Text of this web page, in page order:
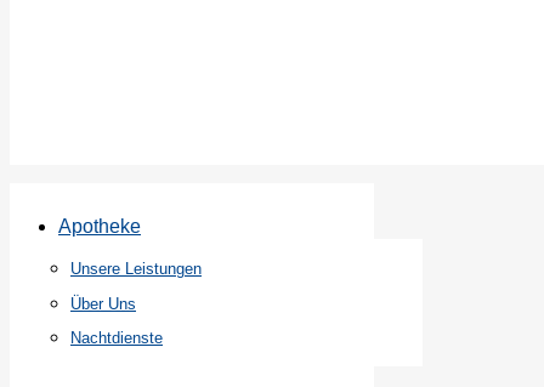
Apotheke
Unsere Leistungen
Über Uns
Nachtdienste